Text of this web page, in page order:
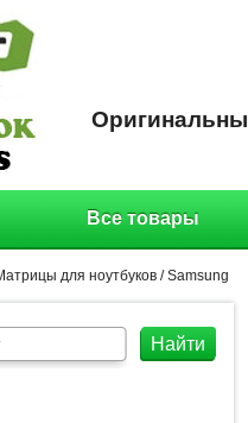
Все товары
Найти
для ноутбуков /Samsung